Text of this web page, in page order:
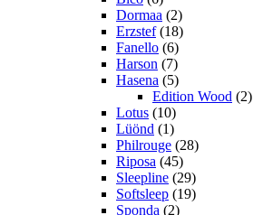
Dormaa (2)
Erzstef (18)
Fanello (6)
Harson (7)
Hasena (5)
Edition Wood (2)
Lotus (10)
Lüönd (1)
Philrouge (28)
Riposa (45)
Sleepline (29)
Softsleep (19)
Sponda (2)